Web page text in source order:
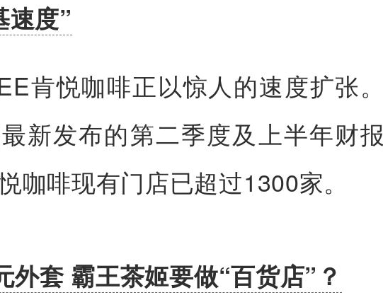
速度”
肯悦咖啡正以惊人的速度扩张。
新发布的第二季度及上半年财报
咖啡现有门店已超过1300家。
外套 霸王茶姬要做“百货店”？